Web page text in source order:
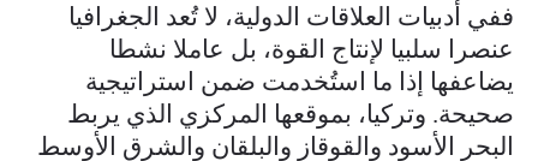
ففي أدبيات العلاقات الدولية، لا تُعد الجغرافيا
عنصرا سلبيا لإنتاج القوة، بل عاملا نشطا
يضاعفها إذا ما استُخدمت ضمن استراتيجية
صحيحة. وتركيا، بموقعها المركزي الذي يربط
البحر الأسود والقوقاز والبلقان والشرق الأوسط